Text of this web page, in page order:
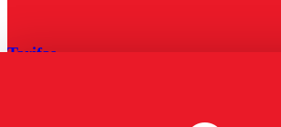
Tarifas